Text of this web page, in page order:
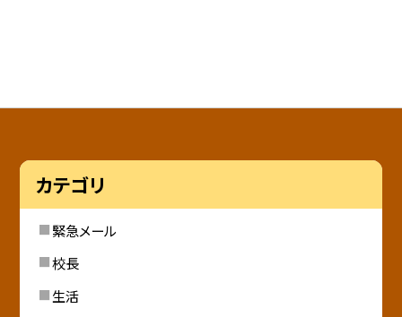
カテゴリ
緊急メール
校長
生活